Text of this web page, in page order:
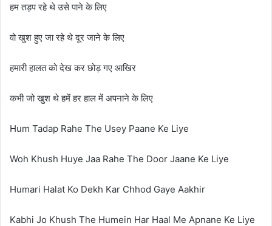
हम तड़प रहे थे उसे पाने के लिए
वो खुश हुए जा रहे थे दूर जाने के लिए
हमारी हालत को देख कर छोड़ गए आखिर
कभी जो खुश थे हमें हर हाल में अपनाने के लिए
Hum Tadap Rahe The Usey Paane Ke Liye
Woh Khush Huye Jaa Rahe The Door Jaane Ke Liye
Humari Halat Ko Dekh Kar Chhod Gaye Aakhir
Kabhi Jo Khush The Humein Har Haal Me Apnane Ke Liye